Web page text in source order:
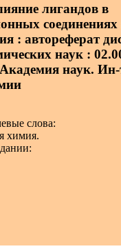
лигандов в
: автореферат
наук :
наук.
слова:
химия.